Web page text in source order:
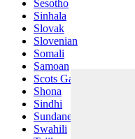
Sesotho
Sinhala
Slovak
Slovenian
Somali
Samoan
Scots Gaelic
Shona
Sindhi
Sundanese
Swahili